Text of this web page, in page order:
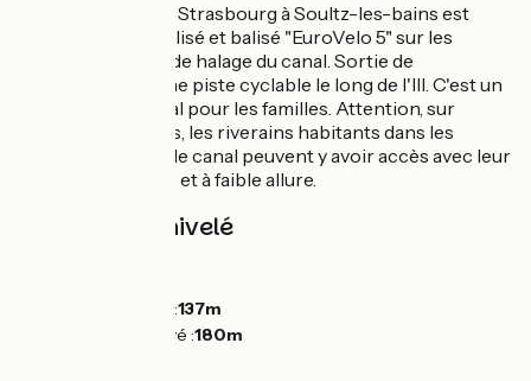
L'itinéraire reliant Strasbourg à Soultz-les-bains est
intégralement réalisé et balisé "EuroVelo 5" sur les
anciens chemins de halage du canal. Sortie de
Strasbourg par une piste cyclable le long de l'Ill. C'est un
parcours vélo idéal pour les familles. Attention, sur
certaines sections, les riverains habitants dans les
maisons jouxtant le canal peuvent y avoir accès avec leur
véhicule motorisé et à faible allure.
Pentes et dénivelé
Point le plus bas :137m
Point le plus élevé :180m